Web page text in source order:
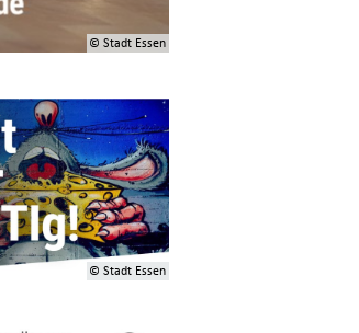
© Stadt Essen
© Stadt Essen